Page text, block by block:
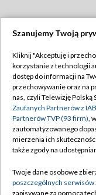
Abonament TVP
Emisja w TVP
Centrum
Naziemna
Rada Programowa
Szanujemy Twoją
Kliknij "Akceptuję i
korzystanie z technologii
dostęp do informacji na
przechowywanie oraz na
nas, czyli Telewizję Polską
Zaufanych Partnerów z
Partnerów TVP (93 firm),
zautomatyzowanego
mierzenia ich
także zgody na
Twoje dane osobowe
poszczególnych serwisów
zapisywane za pomocą